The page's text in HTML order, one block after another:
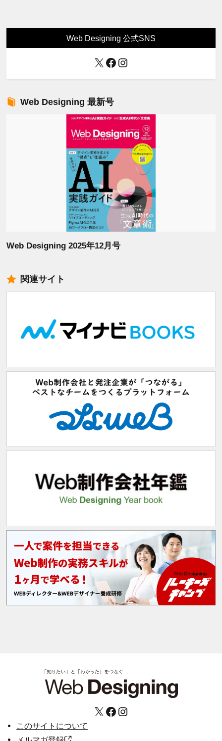
Web Designing 公式SNS
X Facebook
Instagram
Web Designing 最新号
Web Designing 2025年12月号
関連サイト
X Facebook Instagram
このサイトについて